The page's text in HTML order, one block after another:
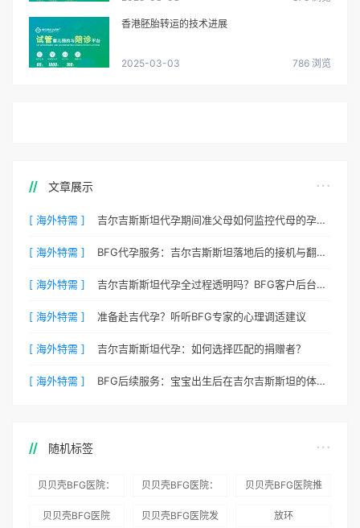
香港胚胎转运的技术进展
2025-03-03 786 浏览
文章展示
[ 海外特需 ] 吉尔吉斯斯坦代孕期间准父母如何监控代母的孕期状态？
[ 海外特需 ] BFG代孕服务：吉尔吉斯斯坦落地后的接机与翻译安排
[ 海外特需 ] 吉尔吉斯斯坦代孕全过程透明吗？BFG客户后台详解
[ 海外特需 ] 准备赴吉代孕？听听BFG专家的心理调适建议
[ 海外特需 ] 吉尔吉斯斯坦代孕：如何选择匹配的捐赠者？
[ 海外特需 ] BFG后续服务：宝宝出生后在吉尔吉斯斯坦的体检与回国
随机标签
贝贝壳BFG医院：
贝贝壳BFG医院：
贝贝壳BFG医院推
贝贝壳BFG医院
贝贝壳BFG医院发
放环